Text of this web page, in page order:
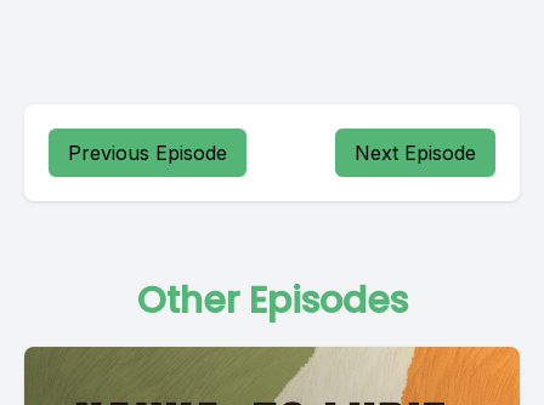
Previous Episode Next Episode
Other Episodes